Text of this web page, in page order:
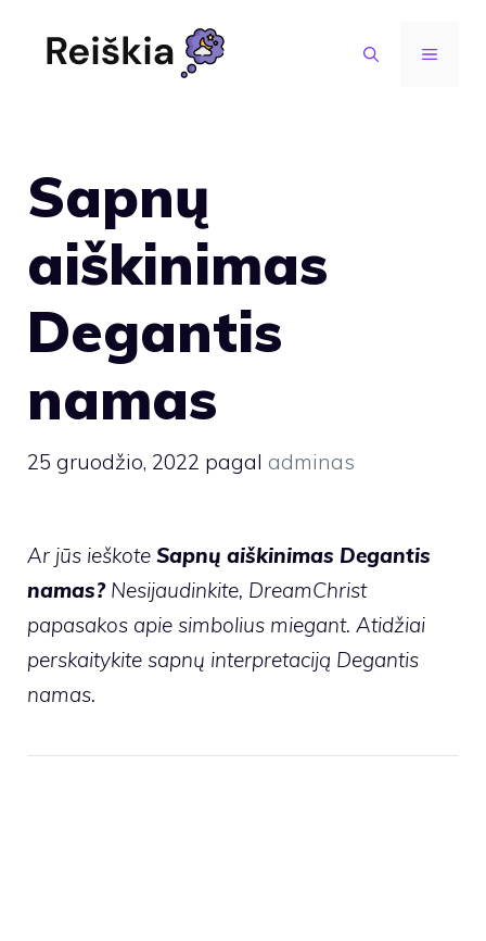
MENIU
Sapnų
aiškinimas
Degantis
namas
25 gruodžio, 2022 pagal adminas
Ar jūs ieškote Sapnų aiškinimas Degantis
namas?Nesijaudinkite, DreamChrist
papasakos apie simbolius miegant. Atidžiai
perskaitykite sapnų interpretaciją Degantis
namas.